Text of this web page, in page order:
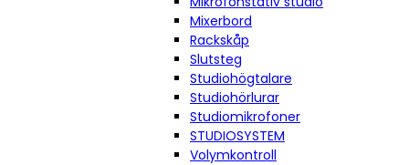
Mixerbord
Rackskåp
Slutsteg
Studiohögtalare
Studiohörlurar
Studiomikrofoner
STUDIOSYSTEM
Volymkontroll